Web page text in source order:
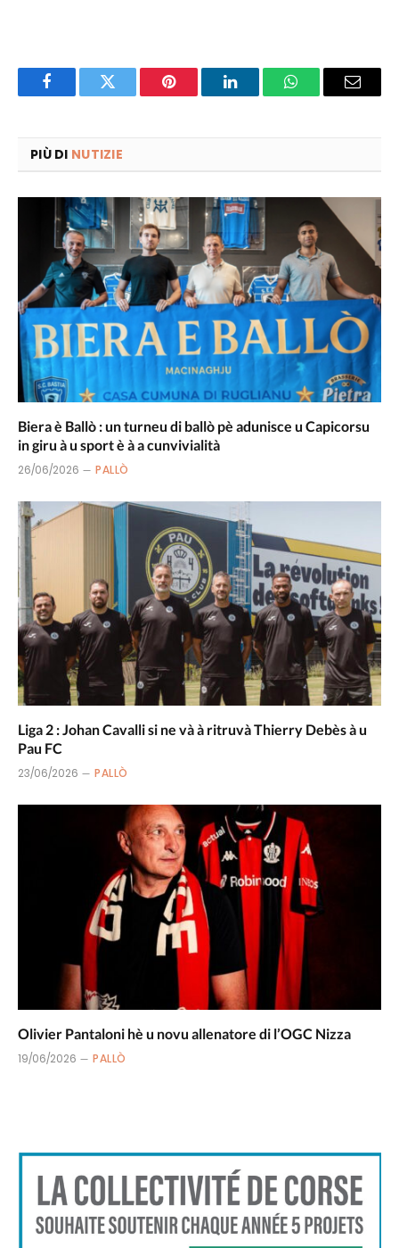
FacebookTwitter Pinterest LinkedInWhatsAppEmail
PIÙ DI NUTIZIE
Biera è Ballò : un turneu di ballò pè adunisce u Capicorsu
in giru à u sport è à a cunvivialità
26/06/2026 PALLÒ
Liga 2 : Johan Cavalli si ne và à ritruvà Thierry Debès à u
Pau FC
23/06/2026 PALLÒ
Olivier Pantaloni hè u novu allenatore di l’OGC Nizza
19/06/2026 PALLÒ